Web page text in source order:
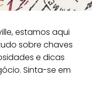
estamos aqui
sobre chaves
e dicas
Sinta-se em